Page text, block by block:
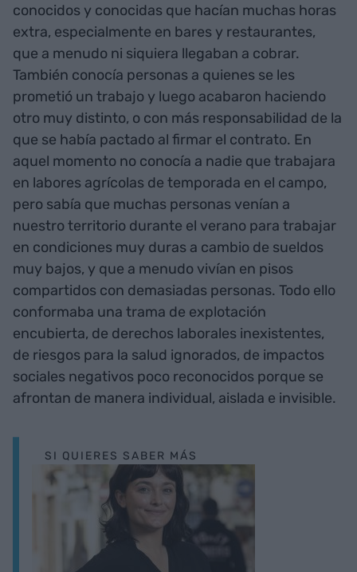
conocidos y conocidas que hacían muchas horas
extra, especialmente en bares y restaurantes,
que a menudo ni siquiera llegaban a cobrar.
También conocía personas a quienes se les
prometió un trabajo y luego acabaron haciendo
otro muy distinto, o con más responsabilidad de la
que se había pactado al firmar el contrato. En
aquel momento no conocía a nadie que trabajara
en labores agrícolas de temporada en el campo,
pero sabía que muchas personas venían a
nuestro territorio durante el verano para trabajar
en condiciones muy duras a cambio de sueldos
muy bajos, y que a menudo vivían en pisos
compartidos con demasiadas personas. Todo ello
conformaba una trama de explotación
encubierta, de derechos laborales inexistentes,
de riesgos para la salud ignorados, de impactos
sociales negativos poco reconocidos porque se
afrontan de manera individual, aislada e invisible.
SI QUIERES SABER MÁS